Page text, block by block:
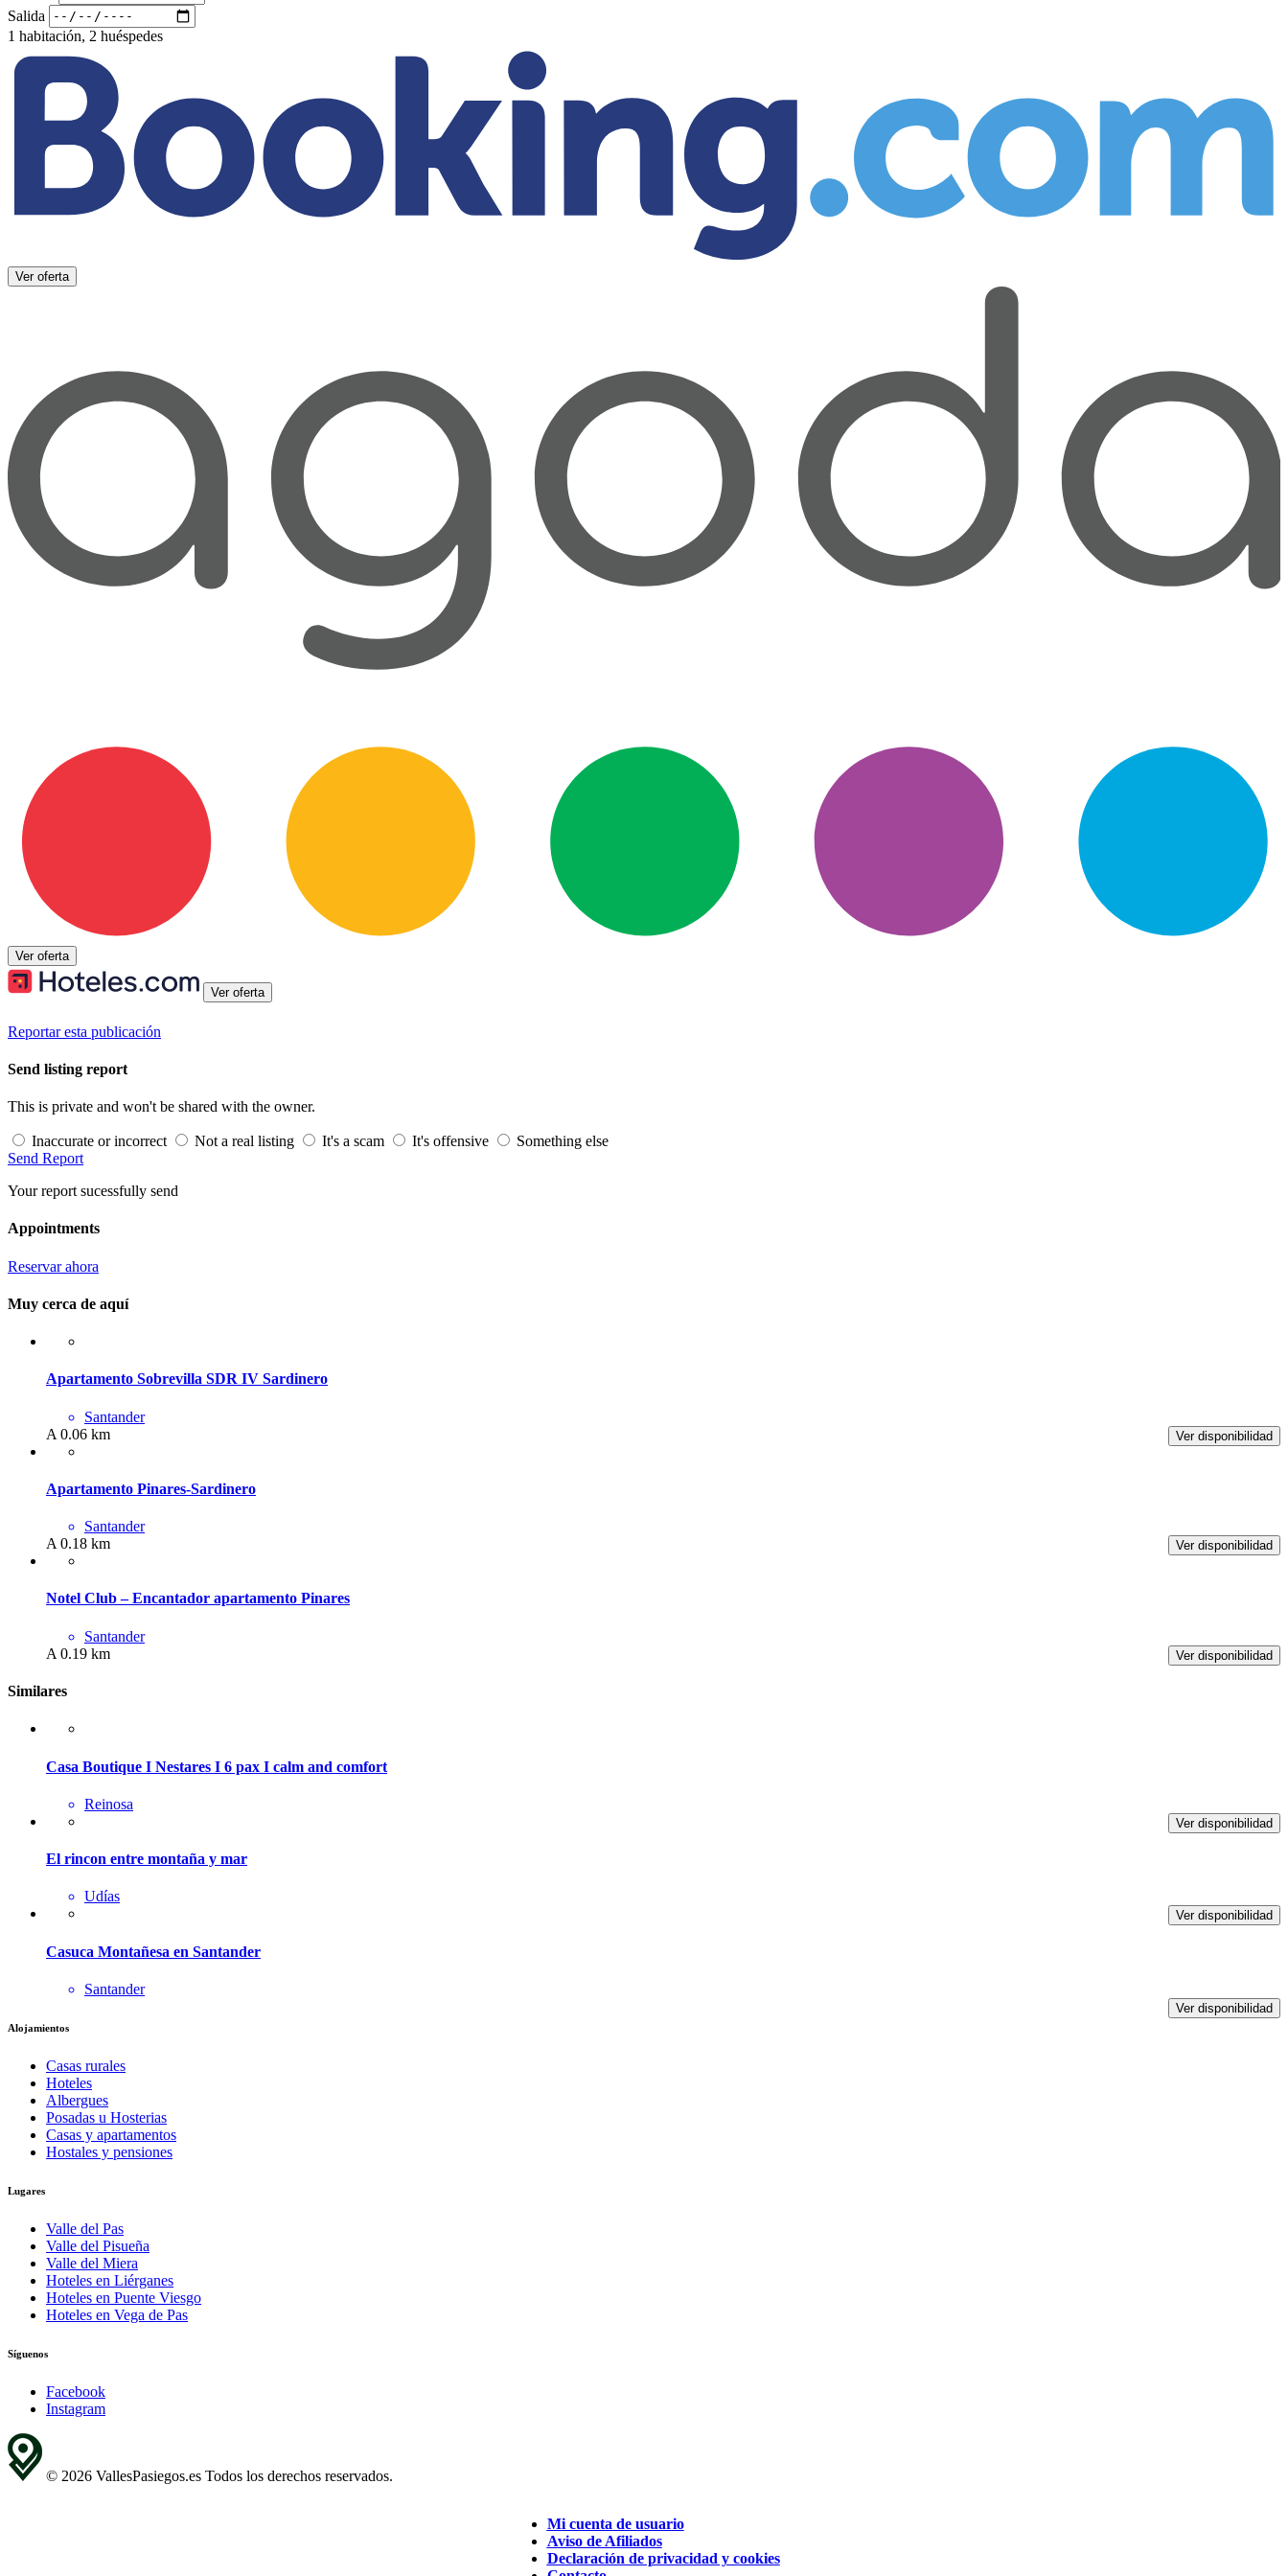
Salida
1 habitación, 2 huéspedes
Ver oferta
Ver oferta
Ver oferta
Reportar esta publicación
Send listing report
This is private and won't be shared with the owner.
Inaccurate or incorrect Not a real listing It's a scam It's offensive
Something else
Send Report
Your report sucessfully send
Appointments
Reservar ahora
Muy cerca de aquí
Apartamento Sobrevilla SDR IV Sardinero
Santander
Ver disponibilidad
A 0.06 km
Apartamento Pinares-Sardinero
Santander
Ver disponibilidad
A 0.18 km
Notel Club – Encantador apartamento Pinares
Santander
Ver disponibilidad
A 0.19 km
Similares
Casa Boutique I Nestares I 6 pax I calm and comfort
Reinosa
Ver disponibilidad
El rincon entre montaña y mar
Udías
Ver disponibilidad
Casuca Montañesa en Santander
Santander
Ver disponibilidad
Alojamientos
Casas rurales
Hoteles
Albergues
Posadas u Hosterias
Casas y apartamentos
Hostales y pensiones
Lugares
Valle del Pas
Valle del Pisueña
Valle del Miera
Hoteles en Liérganes
Hoteles en Puente Viesgo
Hoteles en Vega de Pas
Síguenos
Facebook
Instagram
© 2026 VallesPasiegos.es Todos los derechos reservados.
Mi cuenta de usuario
Aviso de Afiliados
Declaración de privacidad y cookies